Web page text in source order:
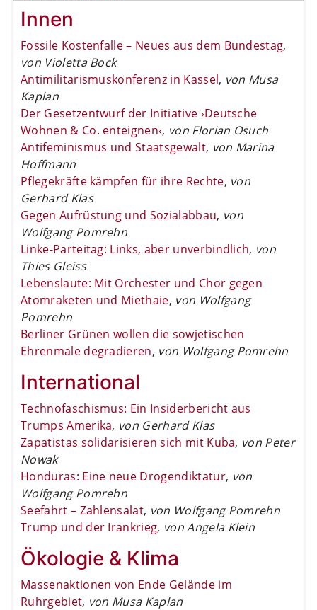
Innen
Fossile Kostenfalle – Neues aus dem Bundestag,
von Violetta Bock
Antimilitarismuskonferenz in Kassel, von Musa
Kaplan
Der Gesetzentwurf der Initiative ›Deutsche
Wohnen & Co. enteignen‹, von Florian Osuch
Antifeminismus und Staatsgewalt, von Marina
Hoffmann
Pflegekräfte kämpfen für ihre Rechte, von
Gerhard Klas
Gegen Aufrüstung und Sozialabbau, von
Wolfgang Pomrehn
Linke-Parteitag: Links, aber unverbindlich, von
Thies Gleiss
Lebenslaute: Mit Orchester und Chor gegen
Atomraketen und Miethaie, von Wolfgang
Pomrehn
Berliner Grünen wollen die sowjetischen
Ehrenmale degradieren, von Wolfgang Pomrehn
International
Technofaschismus: Ein Insiderbericht aus
Trumps Amerika, von Gerhard Klas
Zapatistas solidarisieren sich mit Kuba, von Peter
Nowak
Honduras: Eine neue Drogendiktatur, von
Wolfgang Pomrehn
Seefahrt – Zahlensalat, von Wolfgang Pomrehn
Trump und der Irankrieg, von Angela Klein
Ökologie & Klima
Massenaktionen von Ende Gelände im
Ruhrgebiet, von Musa Kaplan